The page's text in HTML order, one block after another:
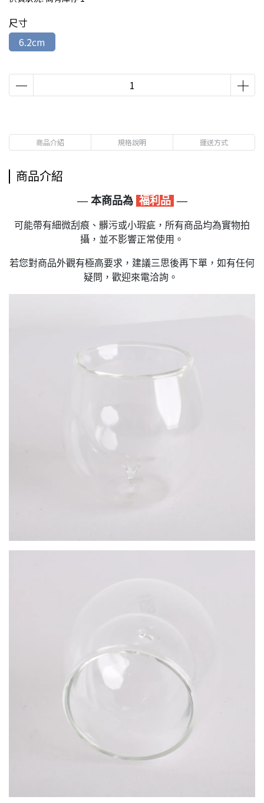
尺寸
6.2cm
商品介紹 規格說明 運送方式
商品介紹
— 本商品為 福利品 —
可能帶有細微刮痕、髒污或小瑕疵，所有商品均為實物拍
攝，並不影響正常使用。
若您對商品外觀有極高要求，建議三思後再下單，如有任何
疑問，歡迎來電洽詢。